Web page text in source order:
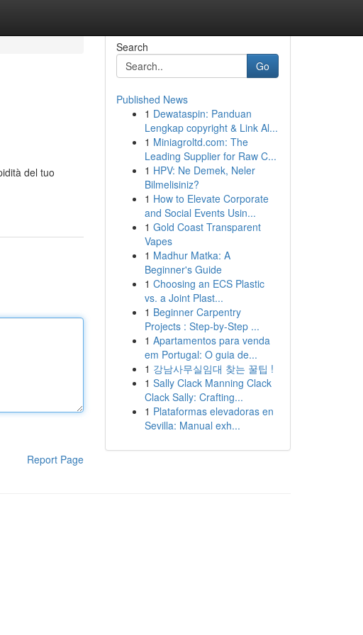
del tuo
Report Page
Search
Go
Published News
1 Dewataspin: Panduan
Lengkap copyright & Link Al...
1 Miniagroltd.com: The
Leading Supplier for Raw C...
1 HPV: Ne Demek, Neler
Bilmelisiniz?
1 How to Elevate Corporate
and Social Events Usin...
1 Gold Coast Transparent
Vapes
1 Madhur Matka: A
Beginner's Guide
1 Choosing an ECS Plastic
vs. a Joint Plast...
1 Beginner Carpentry
Projects : Step-by-Step ...
1 Apartamentos para venda
em Portugal: O guia de...
1 강남사무실임대 찾는 꿀팁 !
1 Sally Clack Manning Clack
Clack Sally: Crafting...
1 Plataformas elevadoras en
Sevilla: Manual exh...